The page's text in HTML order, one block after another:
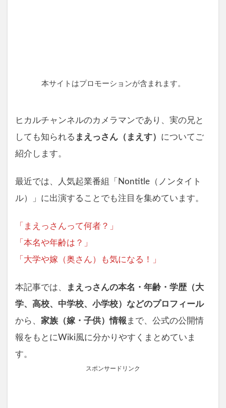
本サイトはプロモーションが含まれます。
ヒカルチャンネルのカメラマンであり、実の兄と
しても知られる まえっさん（まえす） についてご
紹介します。
最近では、人気起業番組「Nontitle（ノンタイト
ル）」に出演することでも注目を集めています。
「まえっさんって何者？」
「本名や年齢は？」
「大学や嫁（奥さん）も気になる！」
本記事では、 まえっさんの本名・年齢・学歴（大
学、高校、中学校、小学校）などのプロフィール
から、 家族（嫁・子供）情報 まで、公式の公開情
報をもとにWiki風に分かりやすくまとめていま
す。
スポンサードリンク